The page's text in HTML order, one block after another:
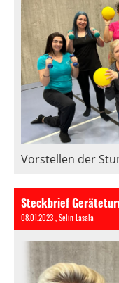
Vorstellen der
Steckbrief
08.01.2023, Selin Lasala